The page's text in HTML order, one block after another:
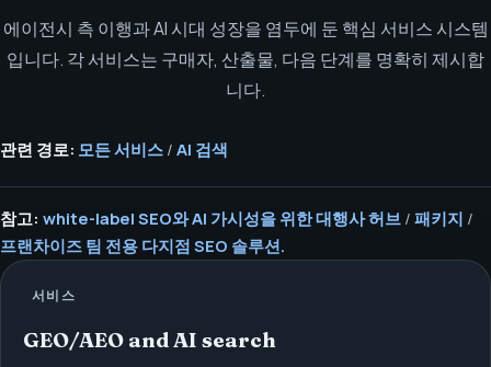
에이전시 측 이행과 AI 시대 성장을 염두에 둔 핵심 서비스 시스템
입니다. 각 서비스는 구매자, 산출물, 다음 단계를 명확히 제시합
니다.
관련 경로: 모든 서비스 / AI 검색
참고: white-label SEO와 AI 가시성을 위한 대행사 허브 / 패키지 /
프랜차이즈 팀 전용 다지점 SEO 솔루션.
서비스
GEO/AEO and AI search